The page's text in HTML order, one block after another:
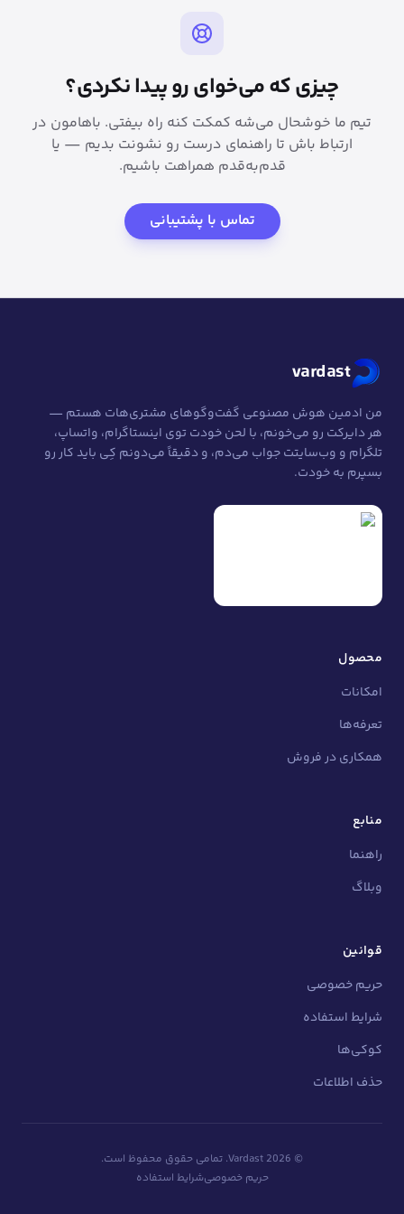
چیزی که می‌خوای رو پیدا نکردی؟
تیم ما خوشحال می‌شه کمکت کنه راه بیفتی. باهامون در
ارتباط باش تا راهنمای درست رو نشونت بدیم — یا
قدم‌به‌قدم همراهت باشیم.
تماس با پشتیبانی
vardast
من ادمین هوش مصنوعی گفت‌وگوهای مشتری‌هات هستم —
هر دایرکت رو می‌خونم، با لحن خودت توی اینستاگرام، واتساپ،
تلگرام و وب‌سایتت جواب می‌دم، و دقیقاً می‌دونم کِی باید کار رو
بسپرم به خودت.
محصول
امکانات
تعرفه‌ها
همکاری در فروش
منابع
راهنما
وبلاگ
قوانین
حریم خصوصی
شرایط استفاده
کوکی‌ها
حذف اطلاعات
©
2026
تمامی حقوق محفوظ است.
حریم خصوصیشرایط استفاده